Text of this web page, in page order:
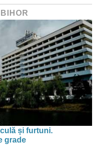
și furtuni.
grade